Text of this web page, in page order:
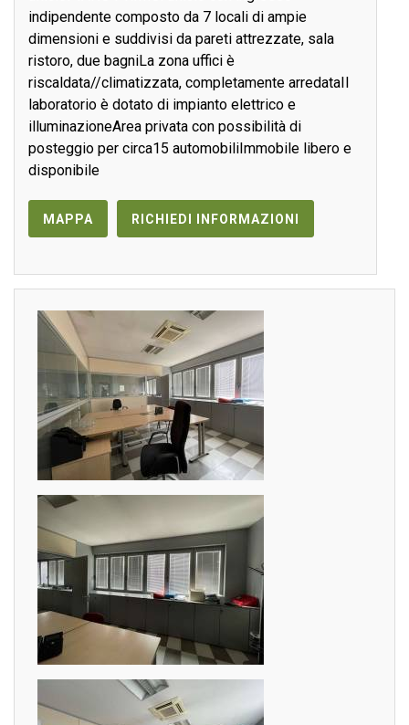
indipendente composto da 7 locali di ampie
dimensioni e suddivisi da pareti attrezzate, sala
ristoro, due bagniLa zona uffici è
riscaldata//climatizzata, completamente arredataIl
laboratorio è dotato di impianto elettrico e
illuminazioneArea privata con possibilità di
posteggio per circa15 automobiliImmobile libero e
disponibile
MAPPA RICHIEDI INFORMAZIONI